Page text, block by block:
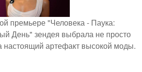
премьере "Человека - Паука:
День" зендея выбрала не просто
настоящий артефакт высокой моды.